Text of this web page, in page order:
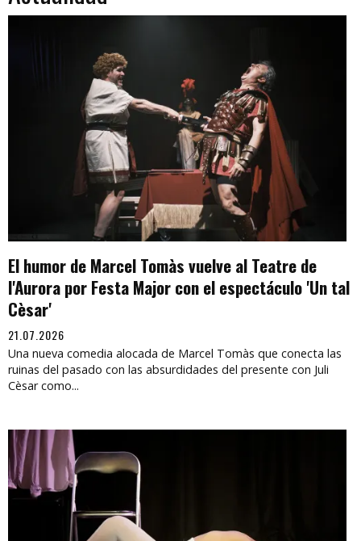
El humor de Marcel Tomàs vuelve al Teatre de
l'Aurora por Festa Major con el espectáculo 'Un tal
Cèsar'
21.07.2026
Una nueva comedia alocada de Marcel Tomàs que conecta las
ruinas del pasado con las absurdidades del presente con Juli
Cèsar como...